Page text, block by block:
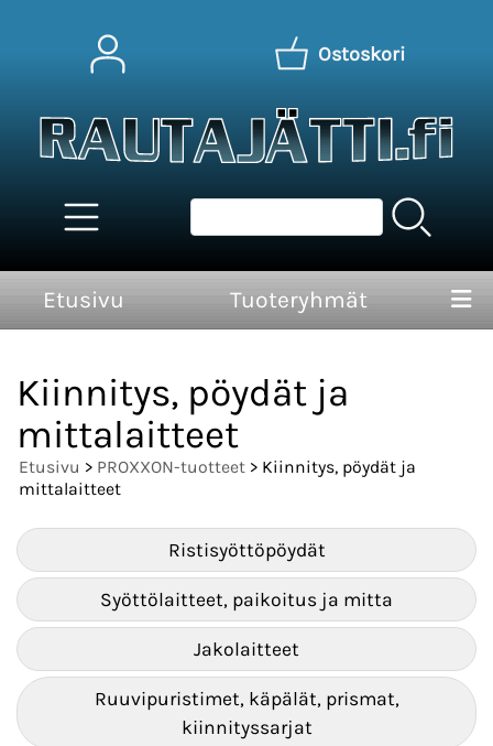
Ostoskori
Etusivu Tuoteryhmät
Kiinnitys, pöydät ja
mittalaitteet
Etusivu > PROXXON-tuotteet > Kiinnitys, pöydät ja
mittalaitteet
Ristisyöttöpöydät
Syöttölaitteet, paikoitus ja mitta
Jakolaitteet
Ruuvipuristimet, käpälät, prismat,
kiinnityssarjat